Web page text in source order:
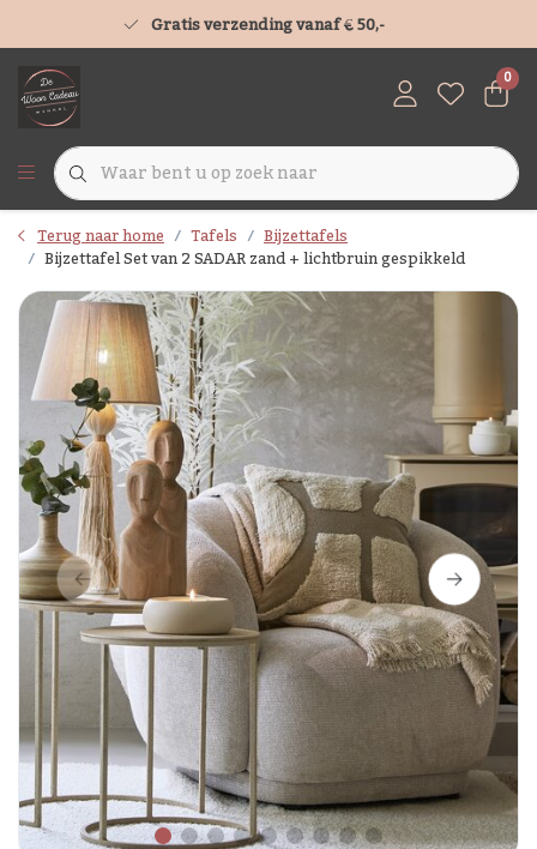
Gratis verzending vanaf € 50,-
0
Terug naar home Tafels Bijzettafels
Bijzettafel Set van 2 SADAR zand + lichtbruin gespikkeld